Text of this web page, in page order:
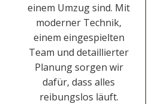
einem Umzug sind. Mit
moderner Technik,
einem eingespielten
Team und detaillierter
Planung sorgen wir
dafür, dass alles
reibungslos läuft.